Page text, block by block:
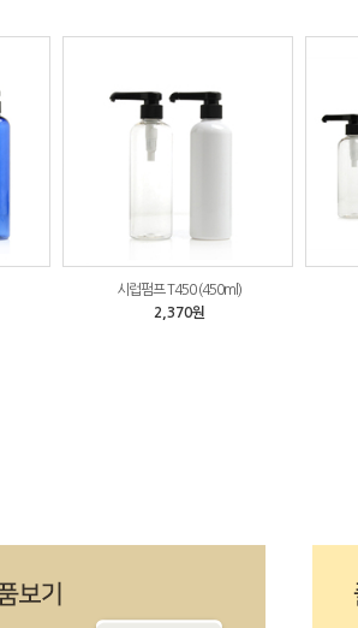
시럽펌프 T450 (450ml)
2,370원